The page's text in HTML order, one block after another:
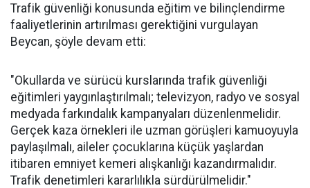
Trafik güvenliği konusunda eğitim ve bilinçlendirme
faaliyetlerinin artırılması gerektiğini vurgulayan
Beycan, şöyle devam etti:
"Okullarda ve sürücü kurslarında trafik güvenliği
eğitimleri yaygınlaştırılmalı; televizyon, radyo ve sosyal
medyada farkındalık kampanyaları düzenlenmelidir.
Gerçek kaza örnekleri ile uzman görüşleri kamuoyuyla
paylaşılmalı, aileler çocuklarına küçük yaşlardan
itibaren emniyet kemeri alışkanlığı kazandırmalıdır.
Trafik denetimleri kararlılıkla sürdürülmelidir."